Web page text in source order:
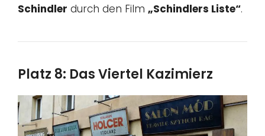
Schindler durch den Film „Schindlers Liste“.
Platz 8: Das Viertel Kazimierz